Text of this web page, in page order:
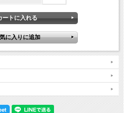
とより、バッテリーとバッテリーチャージャ
。
テムになりますので、以下よりお揃えくださ